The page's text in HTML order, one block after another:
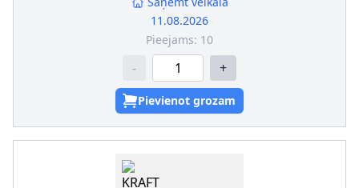
11.08.2026
Pieejams: 10
- +
Pievienot grozam